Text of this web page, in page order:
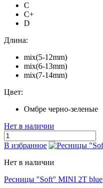
C
C+
D
Длина:
mix(5-12mm)
mix(6-13mm)
mix(7-14mm)
Цвет:
Омбре черно-зеленые
Нет в наличии
В избранное
Нет в наличии
Ресницы "Soft" MINI 2T blue